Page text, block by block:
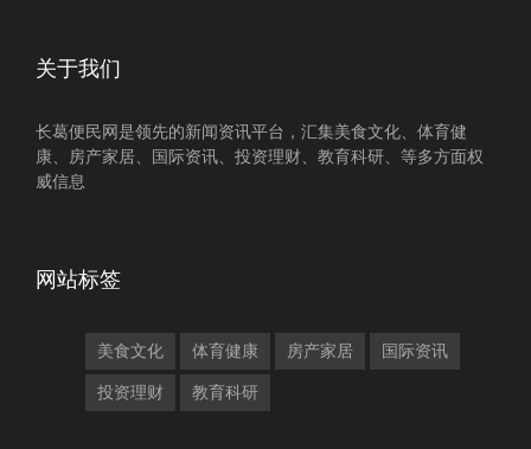
关于我们
长葛便民网是领先的新闻资讯平台，汇集美食文化、体育健
康、房产家居、国际资讯、投资理财、教育科研、等多方面权
威信息
网站标签
美食文化 体育健康 房产家居 国际资讯
投资理财 教育科研